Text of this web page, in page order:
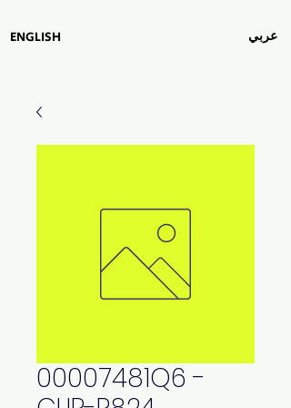
عربي ENGLISH
00007481Q6 -